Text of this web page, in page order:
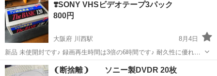
❣️SONY VHSビデオテープ3パック
800円
大阪府 川西駅
8月4日
新品 未使開封です♪ 録画再生時間は3倍の6時間です♪ 耐久性に優れ，
テレビ番組の繰り返し録画･再生に最適なビデオテープです♪ VHSマー
クの付いたVTRでご使用下さいねー♪
大阪 富田林市 川西駅 映像プレーヤー、レコーダー
❨断捨離❩ ソニー製DVDR 20枚